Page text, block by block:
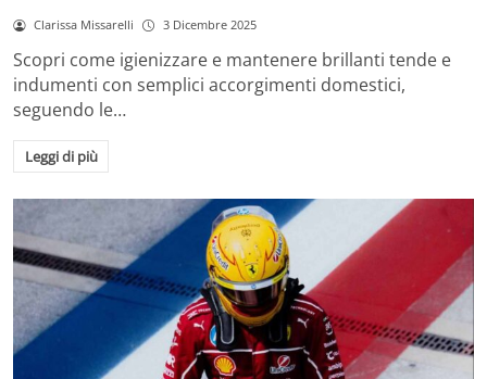
Clarissa Missarelli 3 Dicembre 2025
Scopri come igienizzare e mantenere brillanti tende e
indumenti con semplici accorgimenti domestici,
seguendo le…
Leggi di più